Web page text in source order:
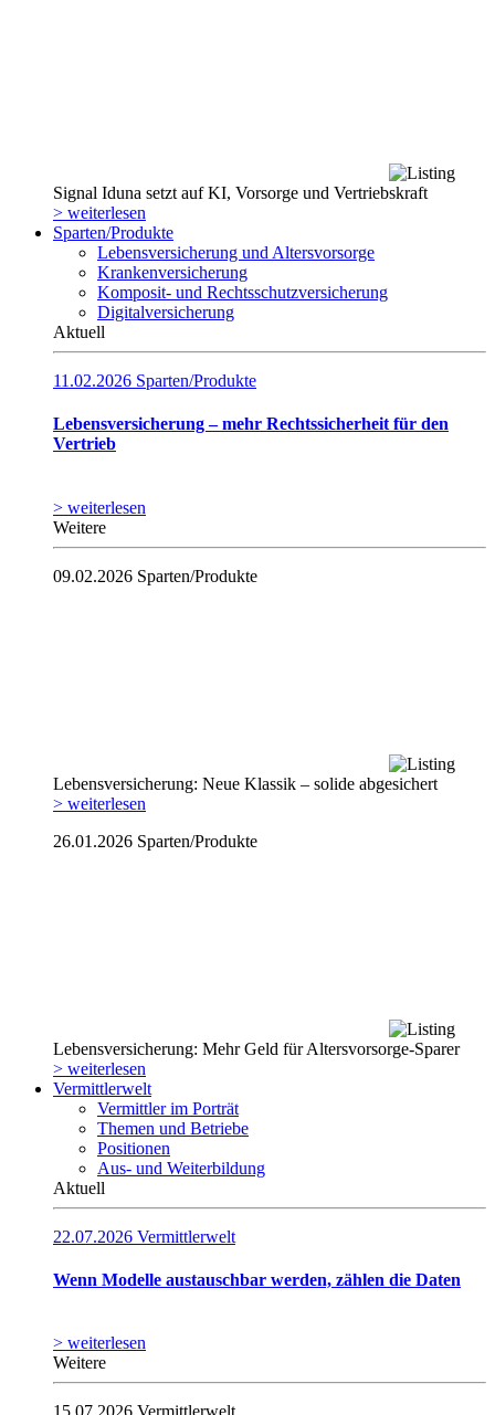
Signal Iduna setzt auf KI, Vorsorge und Vertriebskraft
> weiterlesen
Sparten/Produkte
Lebensversicherung und Altersvorsorge
Krankenversicherung
Komposit- und Rechtsschutzversicherung
Digitalversicherung
Aktuell
11.02.2026 Sparten/Produkte
Lebensversicherung – mehr Rechtssicherheit für den
Vertrieb
> weiterlesen
Weitere
09.02.2026 Sparten/Produkte
Lebensversicherung: Neue Klassik – solide abgesichert
> weiterlesen
26.01.2026 Sparten/Produkte
Lebensversicherung: Mehr Geld für Altersvorsorge-Sparer
> weiterlesen
Vermittlerwelt
Vermittler im Porträt
Themen und Betriebe
Positionen
Aus- und Weiterbildung
Aktuell
22.07.2026 Vermittlerwelt
Wenn Modelle austauschbar werden, zählen die Daten
> weiterlesen
Weitere